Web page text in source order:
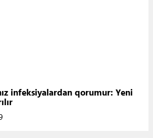
infeksiyalardan qorumur: Yeni